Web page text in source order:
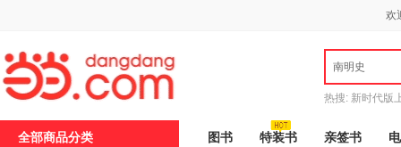
欢
南明史
热搜: 新时代版
全部商品分类 图书 特装书 亲签书
打
开
无
障